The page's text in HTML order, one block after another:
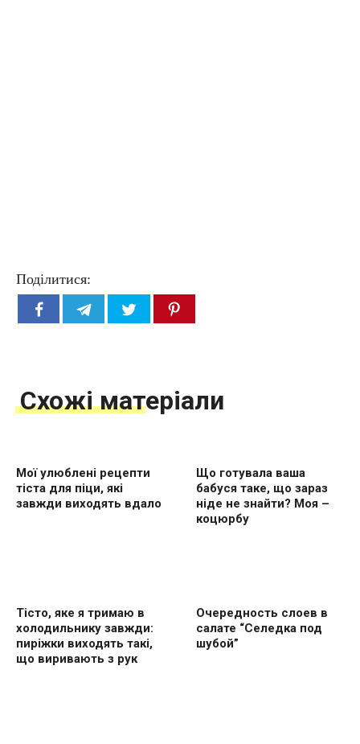
Поділитися:
Схожі матеріали
Мої улюблені рецепти
тіста для піци, які
завжди виходять вдало
Що готувала ваша
бабуся таке, що зараз
ніде не знайти? Моя –
коцюрбу
Тісто, яке я тримаю в
холодильнику завжди:
пиріжки виходять такі,
що виривають з рук
Очередность слоев в
салате “Селедка под
шубой”